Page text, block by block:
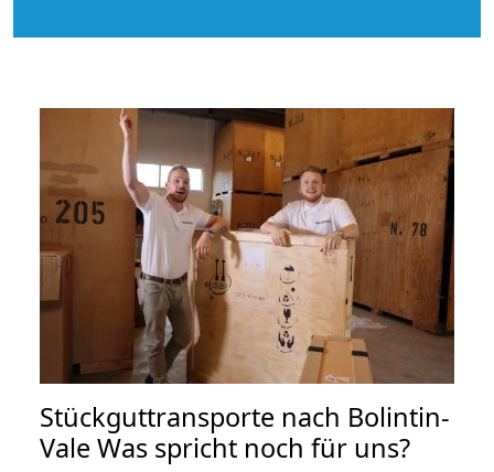
Stückguttransporte nach Bolintin-
Vale Was spricht noch für uns?